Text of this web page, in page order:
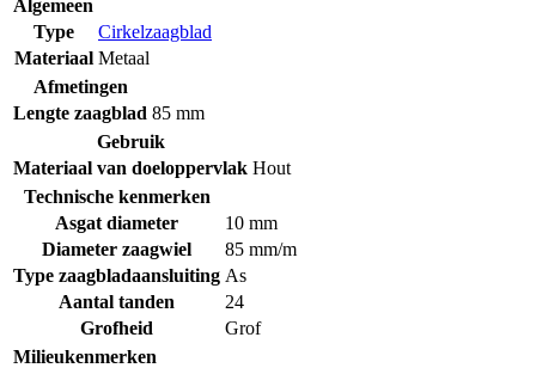
Algemeen
Type
Cirkelzaagblad
Materiaal Metaal
Afmetingen
Lengte zaagblad 85 mm
Gebruik
Materiaal van doeloppervlak Hout
Technische kenmerken
Asgat diameter
10 mm
Diameter zaagwiel
85 mm/m
Type zaagbladaansluiting As
Aantal tanden
24
Grofheid
Grof
Milieukenmerken